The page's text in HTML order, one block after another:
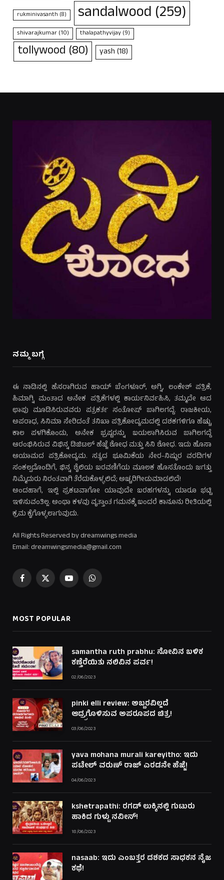
rukminivasanth (8) sandalwood (259)
shivarajkumar(10) thalapathyvijay(9)
tollywood (80) yash(18)
ನಮ್ಮ ಬಗ್ಗೆ
ಈ ನಾಡಿನಲ್ಲಿ ಹೆಸರಾಗಿರುವ ಹಾಯ್ ಬೆಂಗಳೂರ್, ಅಗ್ನಿ, ಲಂಕೇಶ್ ಪತ್ರಿಕೆ,
ಹಿಮಾಗ್ನಿ ಮಂತಾದ ಅನೇಕ ಪತ್ರಿಕೆಗಳಲ್ಲಿ ಕಾರ್ಯನಿರ್ವಹಿಸಿ, ತಮ್ಮದೇ ಆದ
ಛಾಪು ಮೂಡಿಸಿರುವವರು ಪತ್ರಕರ್ತ ಸಂತೋಷ್ ಬಾಗಿಲಗದ್ದೆ. ರಾಜಕೀಯ,
ಅಪರಾಧ, ಸಿನಿಮಾ ಸೇರಿದಂತೆ ತನಿಖಾ ಪತ್ರಿಕೋದ್ಯಮದಲ್ಲಿ ದಶಕಗಳಿಗೂ ಹೆಚ್ಚು
ಕಾಲ ಪಳಗಿಕೊಂಡು, ಅನೇಕ ಭ್ರಷ್ಟರನ್ನು ಬಯಲಾಗಿಸಿರುವ ಬಾಗಿಲಗದ್ದೆ
ಆರಂಭಿಸಿರುವ ವಿಭಿನ್ನ ಡಿಜಿಟಲ್ ಹೆಜ್ಜೆ ಶೋಧ ಮತ್ತು ಸಿನಿ ಶೋಧ. ಇದು ಹೊಸಾ
ಆಯಾಮದ ಪತ್ರಿಕೋದ್ಯಮ. ಸತ್ಯದ ಭೂಮಿಕೆಯ ನೇರ-ನಿಷ್ಠುರ ವರದಿಗಳ
ಸಂಕಲ್ಪದೊಂದಿಗೆ, ಭಿನ್ನ ಶೈಲಿಯ ಬರವಣಿಗೆಯ ಮೂಲಕ ಹೊಸತೊಂದು ಜಗತ್ತು
ನಿಮ್ಮೆದುರು ನಿರಂತವಾಗಿ ತೆರೆದುಕೊಳ್ಳಲಿದೆ; ಅಚ್ಚರಿಗೀಡುಮಾಡಲಿದೆ!
ಅಂದಹಾಗೆ, ಇಲ್ಲಿ ಪ್ರಕಟವಾಗೋ ಯಾವುದೇ ಬರಹಗಳನ್ನು ಯಾರೂ ಭಟ್ಟಿ
ಇಳಿಸುವಂತಿಲ್ಲ. ಅಂಥಾ ಕಳವು ವೃತ್ತಾಂತ ಗಮನಕ್ಕೆ ಬಂದರೆ ಕಾನೂನು ರೀತಿಯಲ್ಲಿ
ಕ್ರಮ ಕೈಗೊಳ್ಳಲಾಗುವುದು.
All Rights Reserved by dreamwings media
Email: dreamwingsmedia@gmail.com
Facebook
X
YouTubeWhatsApp
MOST POPULAR
samantha ruth prabhu: ನೋವಿನ ಬಳಿಕ
ಕಣ್ತೆರೆಯಿತು ನಲಿವಿನ ಪರ್ವ!
02/06/2023
pinki elli review: ಅಬ್ಬರವಿಲ್ಲದೆ
ಆದ್ರ್ರಗೊಳಿಸುವ ಅಪರೂಪದ ಚಿತ್ರ!
03/06/2023
yava mohana murali kareyitho: ಇದು
ಪಟೇಲ್ ವರುಣ್ ರಾಜ್ ಎರಡನೇ ಹೆಜ್ಜೆ!
04/06/2023
kshetrapathi: ರಗಡ್ ಲುಕ್ಕಿನಲ್ಲಿ ಗುಟುರು
ಹಾಕಿದ ಗುಳ್ಟು ನವೀನ್!
18/06/2023
nasaab: ಇದು ಎಂಬತ್ತರ ದಶಕದ ಸಾಧಕನ ನೈಜ
ಕಥೆ!